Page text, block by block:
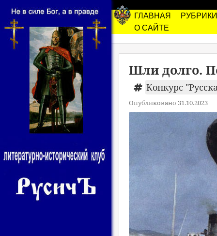
ГЛАВНАЯ
РУБРИКИ
О САЙТЕ
Шли долго.
Конкурс
Опубликовано 31.10.2023